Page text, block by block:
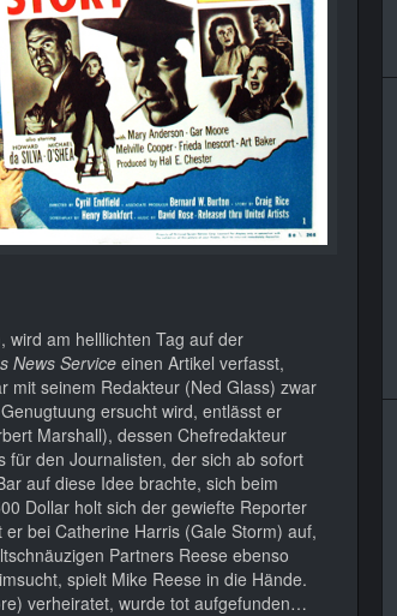
wird am helllichten Tag auf der
News Service einen Artikel verfasst,
mit seinem Redakteur (Ned Glass) zwar
ersucht wird, entlässt er
Marshall), dessen Chefredakteur
für den Journalisten, der sich ab sofort
auf diese Idee brachte, sich beim
Dollar holt sich der gewiefte Reporter
bei Catherine Harris (Gale Storm) auf,
Partners Reese ebenso
spielt Mike Reese in die Hände.
verheiratet, wurde tot aufgefunden…